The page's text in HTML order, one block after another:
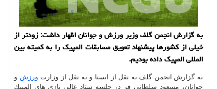
به گزارش انجمن گلف وزیر ورزش و جوانان اظهار داشت: زودتر از
خیلی از كشورها پیشنهاد تعویق مسابقات المپیك را به كمیته بین
المللی المپیك داده بودیم.
به گزارش انجمن گلف به نقل از ایسنا و به نقل از وزارت ورزش و
جوانان، مسعود سلطانی فر در جلسه ستاد عالی بازی های المپیك